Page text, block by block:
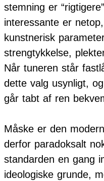
stemning er
interessante er
kunstnerisk
strengtykkelse,
Når tuneren står
dette valg usynligt,
går tabt af ren
Måske er den
derfor paradoksalt
standarden en gang
ideologiske grunde,